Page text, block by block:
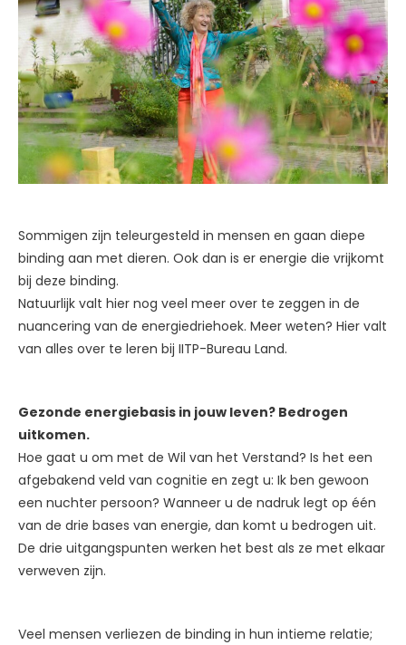
Sommigen zijn teleurgesteld in mensen en gaan diepe
binding aan met dieren. Ook dan is er energie die vrijkomt
bij deze binding.
Natuurlijk valt hier nog veel meer over te zeggen in de
nuancering van de energiedriehoek. Meer weten? Hier valt
van alles over te leren bij IITP-Bureau Land.
Gezonde energiebasis in jouw leven? Bedrogen
uitkomen.
Hoe gaat u om met de Wil van het Verstand? Is het een
afgebakend veld van cognitie en zegt u: Ik ben gewoon
een nuchter persoon? Wanneer u de nadruk legt op één
van de drie bases van energie, dan komt u bedrogen uit.
De drie uitgangspunten werken het best als ze met elkaar
verweven zijn.
Veel mensen verliezen de binding in hun intieme relatie;